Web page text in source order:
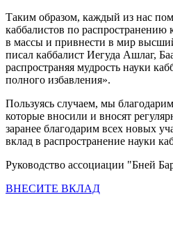
Таким образом, каждый из нас
каббалистов по распространению
в массы и привнести в мир
писал каббалист Иегуда Ашлаг,
распространяя мудрость науки
полного избавления».
Пользуясь случаем, мы
которые вносили и вносят
заранее благодарим всех новых
вклад в распространение науки
Руководство ассоциации "Бней
ВНЕСИТЕ ВКЛАД